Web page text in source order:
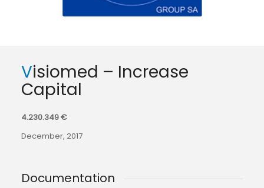
Visiomed – Increase
Capital
4.230.349 €
December, 2017
Documentation